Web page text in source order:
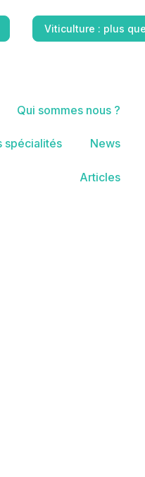
Viticulture : plus
Qui sommes nous ?
spécialités News
Articles